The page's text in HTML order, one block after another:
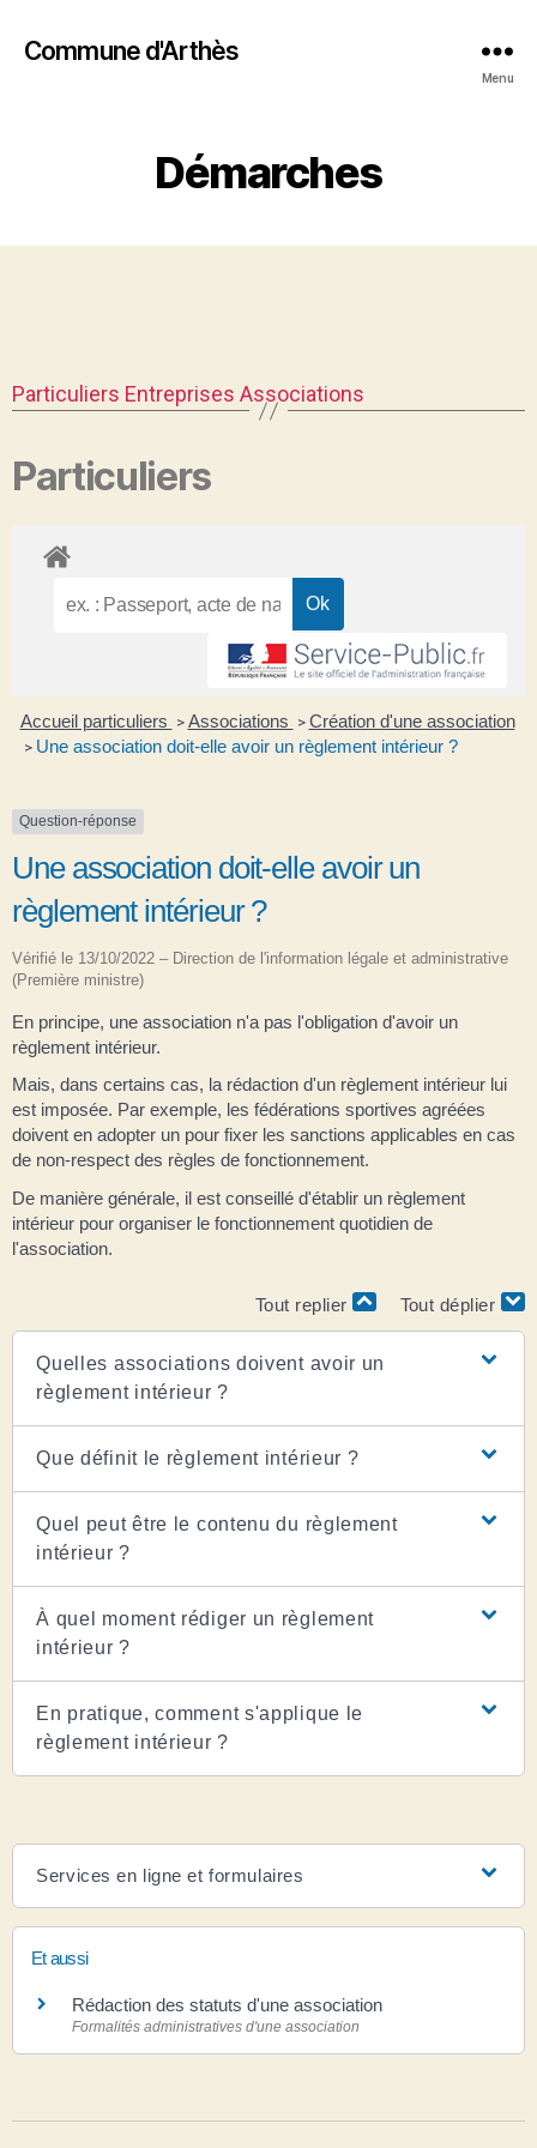
Commune d'Arthès
Menu
Démarches
Particuliers Entreprises Associations
Particuliers
Accueil particuliers > Associations > Création d'une association
> Une association doit-elle avoir un règlement intérieur ?
Question-réponse
Une association doit-elle avoir un
règlement intérieur ?
Vérifié le 13/10/2022 – Direction de l'information légale et administrative
(Première ministre)
En principe, une association n'a pas l'obligation d'avoir un
règlement intérieur.
Mais, dans certains cas, la rédaction d'un règlement intérieur lui
est imposée. Par exemple, les fédérations sportives agréées
doivent en adopter un pour fixer les sanctions applicables en cas
de non-respect des règles de fonctionnement.
De manière générale, il est conseillé d'établir un règlement
intérieur pour organiser le fonctionnement quotidien de
l'association.
Tout replier Tout déplier
Quelles associations doivent avoir un
règlement intérieur ?
Que définit le règlement intérieur ?
Quel peut être le contenu du règlement
intérieur ?
À quel moment rédiger un règlement
intérieur ?
En pratique, comment s'applique le
règlement intérieur ?
Services en ligne et formulaires
Et aussi
Rédaction des statuts d'une association
Formalités administratives d'une association